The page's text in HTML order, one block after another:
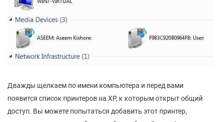
Дважды щелкаем по имени компьютера и перед вами
появится список принтеров на XP, к которым открыт общий
доступ. Вы можете попытаться добавить этот принтер,